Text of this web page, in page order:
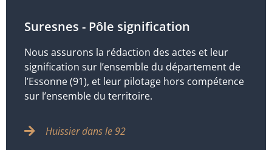
Suresnes - Pôle signification
Nous assurons la rédaction des actes et leur
signification sur l’ensemble du département de
l’Essonne (91), et leur pilotage hors compétence
sur l’ensemble du territoire.
Huissier dans le 92